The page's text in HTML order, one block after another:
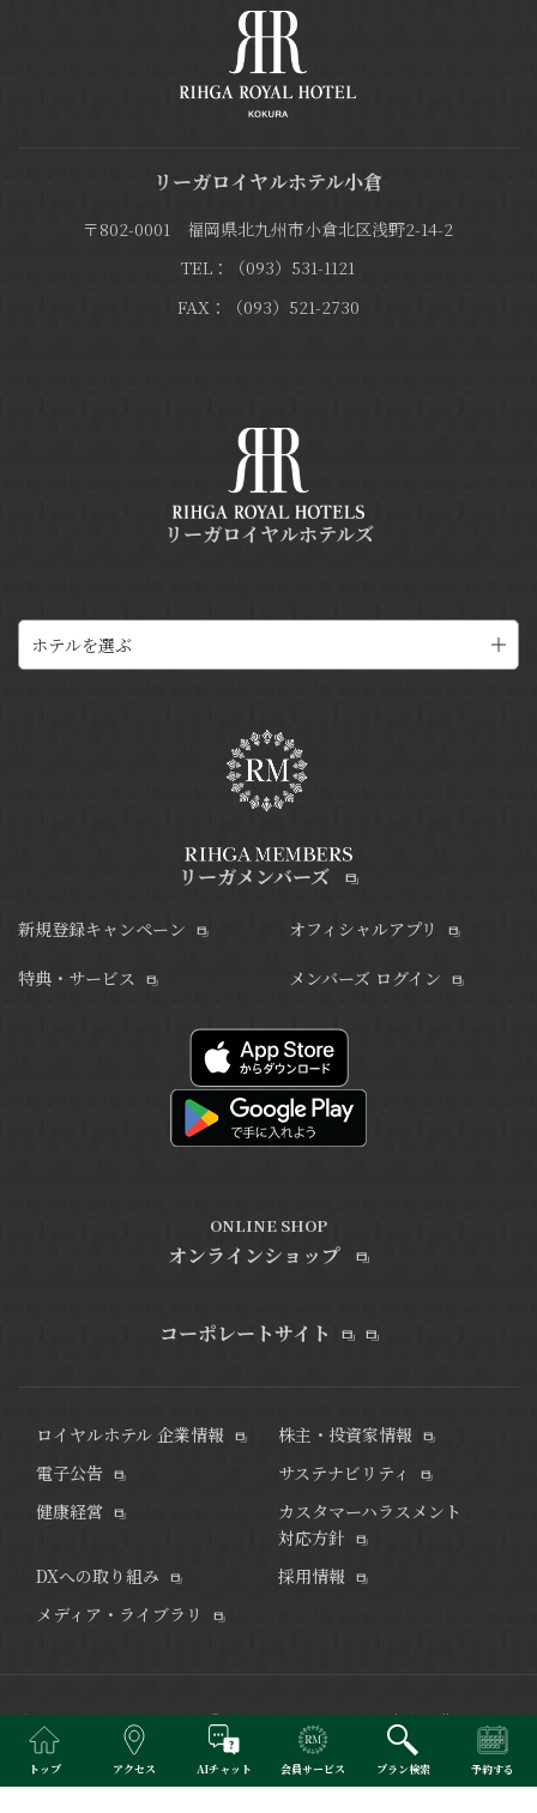
リーガロイヤルホテル小倉
〒802-0001 福岡県北九州市小倉北区浅野2-14-2
TEL：（093）531-1121
FAX：（093）521-2730
リーガロイヤルホテルズ
ホテルを選ぶ
リーガメンバーズ
新規登録キャンペーン
特典・サービス
オフィシャルアプリ
メンバーズ ログイン
ONLINE SHOP
オンラインショップ
コーポレートサイト
ロイヤルホテル 企業情報
株主・投資家情報
電子公告
サステナビリティ
健康経営
カスタマーハラスメント
対応方針
DXへの取り組み
採用情報
メディア・ライブラリ
街のランドマークホテル「リーガロイヤルホテル小倉」豊かな経
験とおもてなしの心を大切に非日常のひとときを演出いたしま
す。
トップ アクセス AIチャット 会員サービス プラン検索 予約する